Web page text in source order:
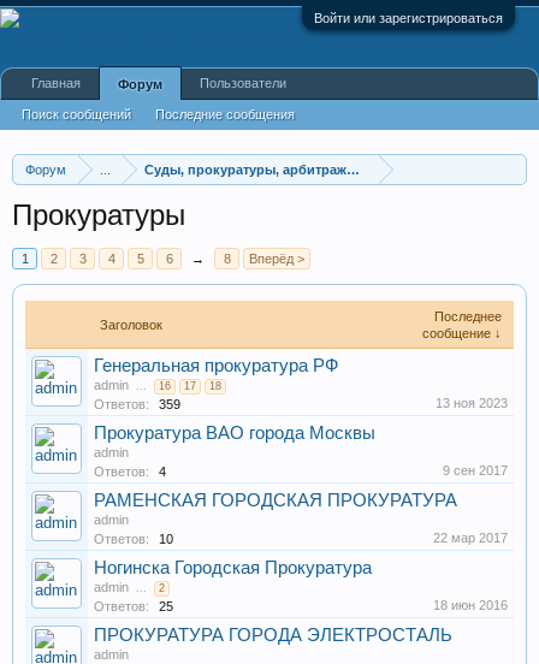
Войти или зарегистрироваться
Форум Суды, прокуратуры, арбитражные суды, районные суды
Прокуратуры
1 2 3 4 5 6 → 8 Вперёд >
Заголовок
Последнее
сообщение ↓
Генеральная прокуратура РФ
admin ... 16 17 18
Ответов: 359 13 ноя 2023
Прокуратура ВАО города Москвы
admin
Ответов:
4 9 сен 2017
РАМЕНСКАЯ ГОРОДСКАЯ ПРОКУРАТУРА
admin
Ответов:
10 22 мар 2017
Ногинска Городская Прокуратура
admin ... 2
Ответов: 25 18 июн 2016
ПРОКУРАТУРА ГОРОДА ЭЛЕКТРОСТАЛЬ
admin
Главная Форум
Поиск сообщений Последние сообщения
Пользователи